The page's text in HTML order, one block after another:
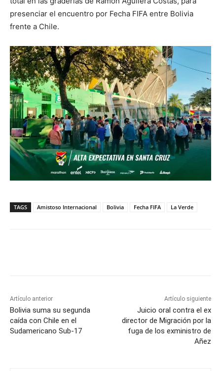
presenciar el encuentro por Fecha FIFA entre Bolivia
frente a Chile.
TAGS Amistoso Internacional Bolivia Fecha FIFA La Verde
Artículo anterior
Bolivia suma su segunda
caída con Chile en el
Sudamericano Sub-17
Artículo siguiente
Juicio oral contra el ex
director de Migración por la
fuga de los exministro de
Añez